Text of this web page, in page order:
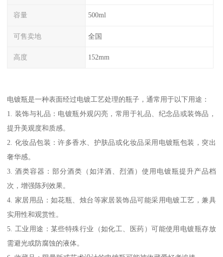
容量 500ml
可售卖地 全国
高度 152mm
电镀瓶是一种表面经过电镀工艺处理的瓶子，通常用于以下用途：
1. 装饰与礼品：电镀瓶外观闪亮，常用于礼品、纪念品或装饰品，
提升美观度和质感。
2. 化妆品包装：许多香水、护肤品或化妆品采用电镀瓶包装，突出
奢华感。
3. 酒类容器：部分酒类（如洋酒、烈酒）使用电镀瓶提升产品档
次，增强陈列效果。
4. 家居用品：如花瓶、烛台等家居装饰品可能采用电镀工艺，兼具
实用性和观赏性。
5. 工业用途：某些特殊行业（如化工、医药）可能使用电镀瓶存放
需避光或防腐蚀的液体。